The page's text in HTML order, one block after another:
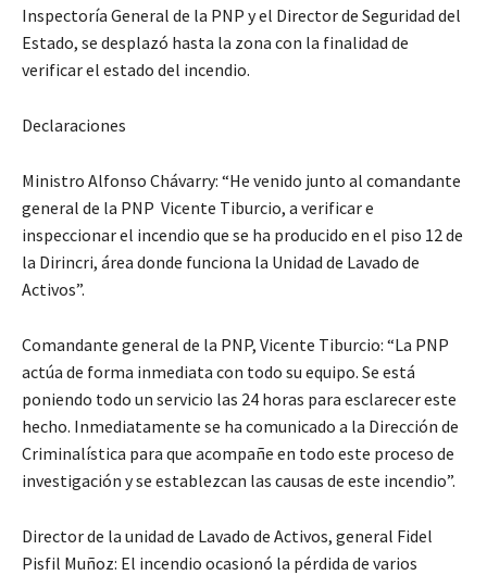
Inspectoría General de la PNP y el Director de Seguridad del
Estado, se desplazó hasta la zona con la finalidad de
verificar el estado del incendio.
Declaraciones
Ministro Alfonso Chávarry: “He venido junto al comandante
general de la PNP Vicente Tiburcio, a verificar e
inspeccionar el incendio que se ha producido en el piso 12 de
la Dirincri, área donde funciona la Unidad de Lavado de
Activos”.
Comandante general de la PNP, Vicente Tiburcio: “La PNP
actúa de forma inmediata con todo su equipo. Se está
poniendo todo un servicio las 24 horas para esclarecer este
hecho. Inmediatamente se ha comunicado a la Dirección de
Criminalística para que acompañe en todo este proceso de
investigación y se establezcan las causas de este incendio”.
Director de la unidad de Lavado de Activos, general Fidel
Pisfil Muñoz: El incendio ocasionó la pérdida de varios